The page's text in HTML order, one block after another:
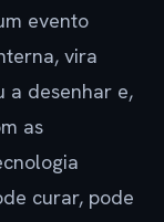
evento
vira
a desenhar e,
as
curar, pode